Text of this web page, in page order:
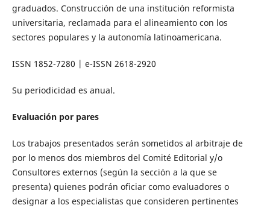
graduados. Construcción de una institución reformista
universitaria, reclamada para el alineamiento con los
sectores populares y la autonomía latinoamericana.
ISSN 1852-7280 | e-ISSN 2618-2920
Su periodicidad es anual.
Evaluación por pares
Los trabajos presentados serán sometidos al arbitraje de
por lo menos dos miembros del Comité Editorial y/o
Consultores externos (según la sección a la que se
presenta) quienes podrán oficiar como evaluadores o
designar a los especialistas que consideren pertinentes